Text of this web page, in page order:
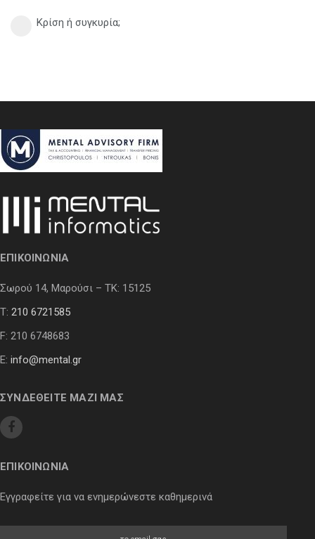
Κρίση ή συγκυρία;
ΕΠΙΚΟΙΝΩΝΙΑ
Σωρού 14, Μαρούσι – ΤΚ: 15125
Τ: 210 6721585
F: 210 6748683
E: info@mental.gr
ΣΥΝΔΕΘΕΙΤΕ ΜΑΖΙ ΜΑΣ
ΕΠΙΚΟΙΝΩΝΙΑ
Εγγραφείτε για να ενημερώνεστε καθημερινά